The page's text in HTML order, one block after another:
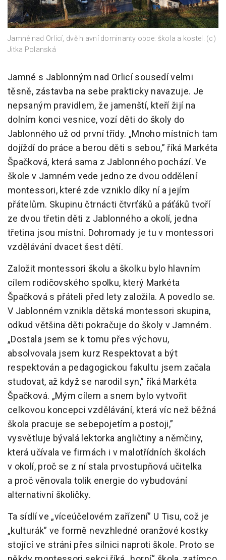
Jamné nad Orlicí, dvě hlavní dominanty obce: škola a kostel. (c)
Jitka Polanská
Jamné s Jablonným nad Orlicí sousedí velmi
těsně, zástavba na sebe prakticky navazuje. Je
nepsaným pravidlem, že jamenští, kteří žijí na
dolním konci vesnice, vozí děti do školy do
Jablonného už od první třídy. „Mnoho místních tam
dojíždí do práce a berou děti s sebou,” říká Markéta
Špačková, která sama z Jablonného pochází. Ve
škole v Jamném vede jedno ze dvou oddělení
montessori, které zde vzniklo díky ní a jejím
přátelům. Skupinu čtrnácti čtvrťáků a páťáků tvoří
ze dvou třetin děti z Jablonného a okolí, jedna
třetina jsou místní. Dohromady je tu v montessori
vzdělávání dvacet šest dětí.
Založit montessori školu a školku bylo hlavním
cílem rodičovského spolku, který Markéta
Špačková s přáteli před lety založila. A povedlo se.
V Jablonném vznikla dětská montessori skupina,
odkud většina děti pokračuje do školy v Jamném.
„Dostala jsem se k tomu přes výchovu,
absolvovala jsem kurz Respektovat a být
respektován a pedagogickou fakultu jsem začala
studovat, až když se narodil syn,” říká Markéta
Špačková. „Mým cílem a snem bylo vytvořit
celkovou koncepci vzdělávání, která víc než běžná
škola pracuje se sebepojetím a postoji,”
vysvětluje bývalá lektorka angličtiny a němčiny,
která učívala ve firmách i v malotřídních školách
v okolí, proč se z ní stala prvostupňová učitelka
a proč věnovala tolik energie do vybudování
alternativní školičky.
Ta sídlí ve „víceúčelovém zařízení” U Tisu, což je
„kulturák” ve formě nevzhledné oranžové kostky
stojící ve stráni přes silnici naproti škole. Proto se